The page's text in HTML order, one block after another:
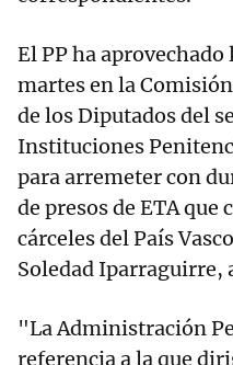
El PP ha
martes en la
de los Diputados del
Instituciones
para arremeter con
de presos de ETA que
cárceles del País
Soledad Iparraguirre,
"La Administración
referencia a la que